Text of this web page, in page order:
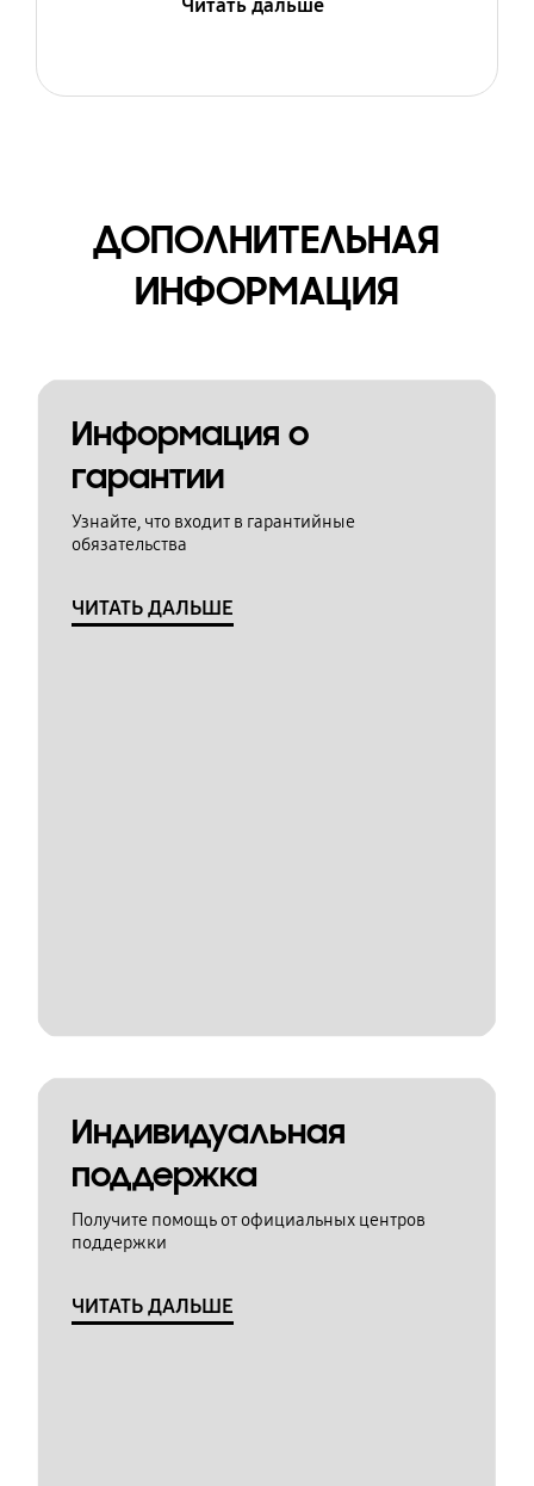
Читать дальше
ДОПОЛНИТЕЛЬНАЯ
ИНФОРМАЦИЯ
Информация о
гарантии
Узнайте, что входит в гарантийные
обязательства
ЧИТАТЬ ДАЛЬШЕ
Индивидуальная
поддержка
Получите помощь от официальных центров
поддержки
ЧИТАТЬ ДАЛЬШЕ